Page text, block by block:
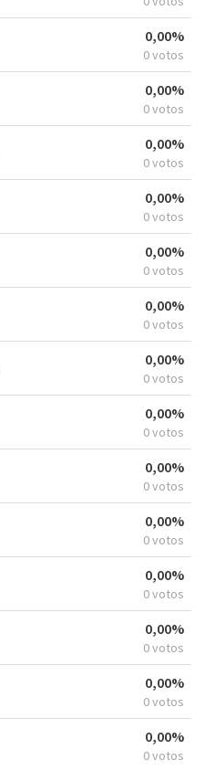
0,00%
0 votos
0,00%
0 votos
0,00%
0 votos
0,00%
0 votos
0,00%
0 votos
0,00%
0 votos
0,00%
0 votos
0,00%
0 votos
0,00%
0 votos
0,00%
0 votos
0,00%
0 votos
0,00%
0 votos
0,00%
0 votos
0,00%
0 votos